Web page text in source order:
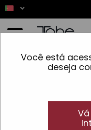
Você está
deseja
Ampolas anti-
Ampolas e